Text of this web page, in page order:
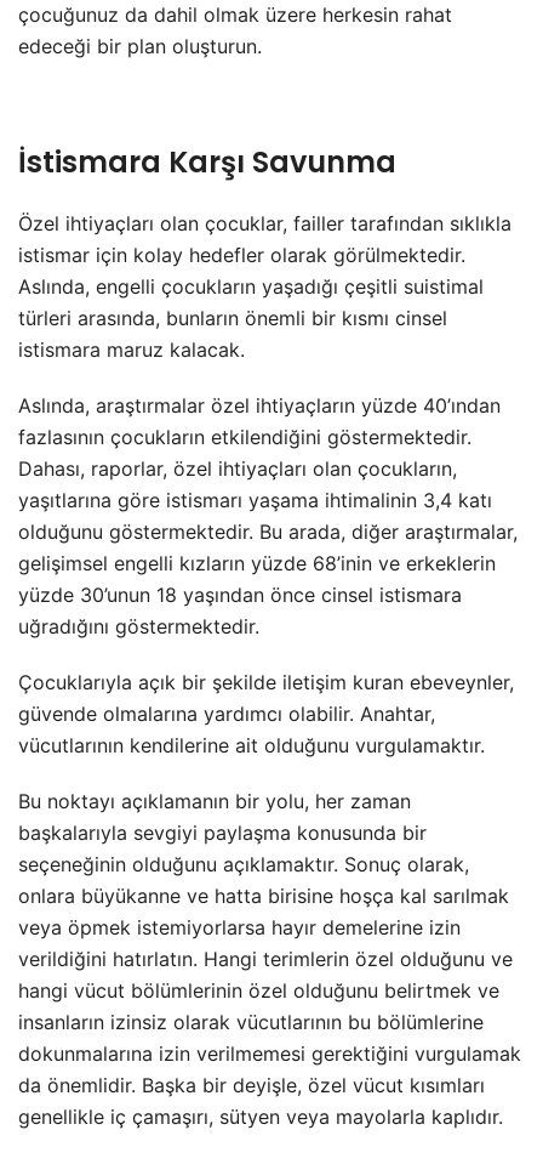
çocuğunuz da dahil olmak üzere herkesin rahat
edeceği bir plan oluşturun.
İstismara Karşı Savunma
Özel ihtiyaçları olan çocuklar, failler tarafından sıklıkla
istismar için kolay hedefler olarak görülmektedir.
Aslında, engelli çocukların yaşadığı çeşitli suistimal
türleri arasında, bunların önemli bir kısmı cinsel
istismara maruz kalacak.
Aslında, araştırmalar özel ihtiyaçların yüzde 40’ından
fazlasının çocukların etkilendiğini göstermektedir.
Dahası, raporlar, özel ihtiyaçları olan çocukların,
yaşıtlarına göre istismarı yaşama ihtimalinin 3,4 katı
olduğunu göstermektedir. Bu arada, diğer araştırmalar,
gelişimsel engelli kızların yüzde 68’inin ve erkeklerin
yüzde 30’unun 18 yaşından önce cinsel istismara
uğradığını göstermektedir.
Çocuklarıyla açık bir şekilde iletişim kuran ebeveynler,
güvende olmalarına yardımcı olabilir. Anahtar,
vücutlarının kendilerine ait olduğunu vurgulamaktır.
Bu noktayı açıklamanın bir yolu, her zaman
başkalarıyla sevgiyi paylaşma konusunda bir
seçeneğinin olduğunu açıklamaktır. Sonuç olarak,
onlara büyükanne ve hatta birisine hoşça kal sarılmak
veya öpmek istemiyorlarsa hayır demelerine izin
verildiğini hatırlatın. Hangi terimlerin özel olduğunu ve
hangi vücut bölümlerinin özel olduğunu belirtmek ve
insanların izinsiz olarak vücutlarının bu bölümlerine
dokunmalarına izin verilmemesi gerektiğini vurgulamak
da önemlidir. Başka bir deyişle, özel vücut kısımları
genellikle iç çamaşırı, sütyen veya mayolarla kaplıdır.